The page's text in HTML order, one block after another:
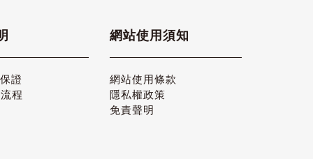
證
程
網站使用須知
網站使用條款
隱私權政策
免責聲明